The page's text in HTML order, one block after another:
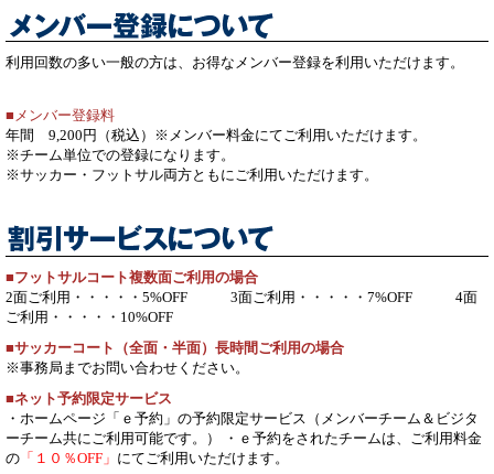
利用回数の多い一般の方は、お得なメンバー登録を利用いただけます。
メンバー登録料
年間 9,200円（税込）※メンバー料金にてご利用いただけます。
※チーム単位での登録になります。
※サッカー・フットサル両方ともにご利用いただけます。
フットサルコート複数面ご利用の場合
2面ご利用・・・・・5%OFF 3面ご利用・・・・・7%OFF 4面
ご利用・・・・・10%OFF
サッカーコート（全面・半面）長時間ご利用の場合
※事務局までお問い合わせください。
ネット予約限定サービス
・ホームページ「ｅ予約」の予約限定サービス（メンバーチーム＆ビジタ
ーチーム共にご利用可能です。）
・ｅ予約をされたチームは、ご利用料金
の 「１０％OFF」 にてご利用いただけます。